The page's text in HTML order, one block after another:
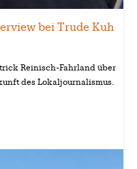
bei Trude Kuh
Reinisch-Fahrland über
des Lokaljournalismus.